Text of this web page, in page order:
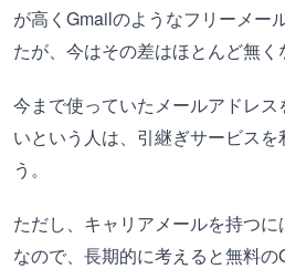
が高くGmailのようなフリーメー
たが、今はその差はほとんど無く
今まで使っていたメールアドレ
いという人は、引継ぎサービス
う。
ただし、キャリアメールを持つ
なので、長期的に考えると無料